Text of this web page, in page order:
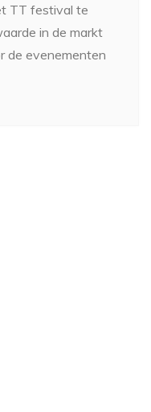
TT festival te
in de markt
de evenementen